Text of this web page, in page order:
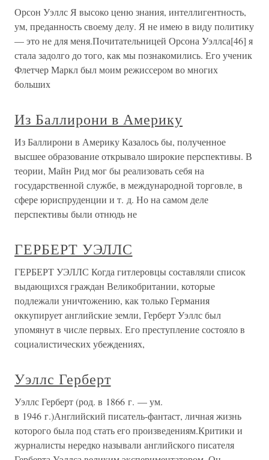
Орсон Уэллс Я высоко ценю знания, интеллигентность,
ум, преданность своему делу. Я не имею в виду политику
— это не для меня.Почитательницей Орсона Уэллса[46] я
стала задолго до того, как мы познакомились. Его ученик
Флетчер Маркл был моим режиссером во многих
больших
Из Баллирони в Америку
Из Баллирони в Америку Казалось бы, полученное
высшее образование открывало широкие перспективы. В
теории, Майн Рид мог бы реализовать себя на
государственной службе, в международной торговле, в
сфере юриспруденции и т. д. Но на самом деле
перспективы были отнюдь не
ГЕРБЕРТ УЭЛЛС
ГЕРБЕРТ УЭЛЛС Когда гитлеровцы составляли список
выдающихся граждан Великобритании, которые
подлежали уничтожению, как только Германия
оккупирует английские земли, Герберт Уэллс был
упомянут в числе первых. Его преступление состояло в
социалистических убеждениях,
Уэллс Герберт
Уэллс Герберт (род. в 1866 г. — ум.
в 1946 г.)Английский писатель-фантаст, личная жизнь
которого была под стать его произведениям.Критики и
журналисты нередко называли английского писателя